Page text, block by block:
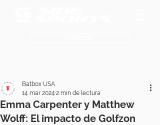
Emma Carpenter y Matthew
Wolff: El impacto de Golfzon
Batbox USA
14 mar 2024 2 min de lectura